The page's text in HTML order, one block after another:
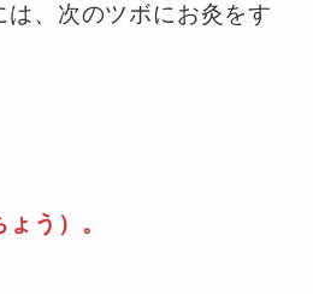
は、次のツボにお灸をす
う）。